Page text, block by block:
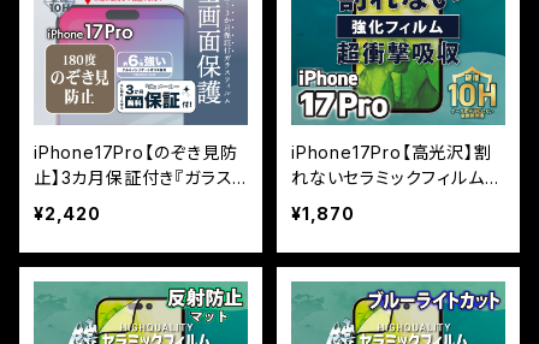
iPhone17Pro【のぞき見防
止】3カ月保証付き『ガラス
フィルム鎧』平面フルカバー
¥2,420
iPhone17Pro【高光沢】割
れないセラミックフィルム
『鎧』全面フルカバー
¥1,870